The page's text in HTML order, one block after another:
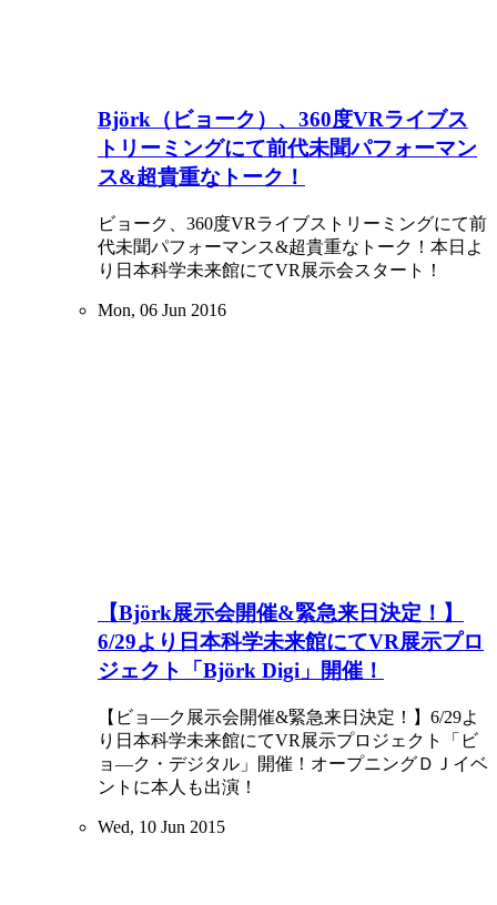
Björk（ビョーク）、360度VRライブス
トリーミングにて前代未聞パフォーマン
ス&超貴重なトーク！
ビョーク、360度VRライブストリーミングにて前
代未聞パフォーマンス&超貴重なトーク！本日よ
り日本科学未来館にてVR展示会スタート！
Mon, 06 Jun 2016
【Björk展示会開催&緊急来日決定！】
6/29より日本科学未来館にてVR展示プロ
ジェクト「Björk Digi」開催！
【ビョ―ク展示会開催&緊急来日決定！】6/29よ
り日本科学未来館にてVR展示プロジェクト「ビ
ョ―ク・デジタル」開催！オープニングＤＪイベ
ントに本人も出演！
Wed, 10 Jun 2015